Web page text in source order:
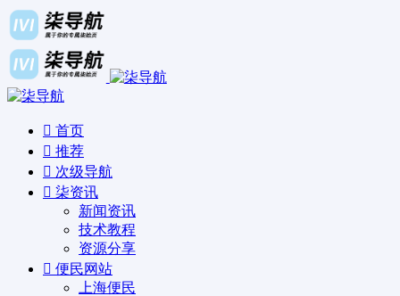
首页
推荐
次级导航
柒资讯
新闻资讯
技术教程
资源分享
便民网站
上海便民